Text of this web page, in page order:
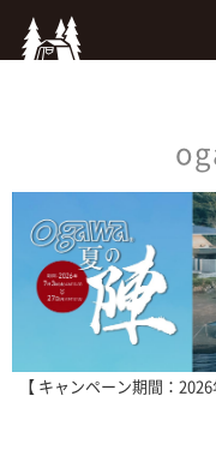
【 キャンペーン期間：